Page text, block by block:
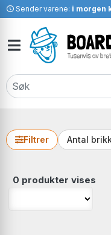
Sender varene: i morgen
Filtrer Antal
0 produkter vises